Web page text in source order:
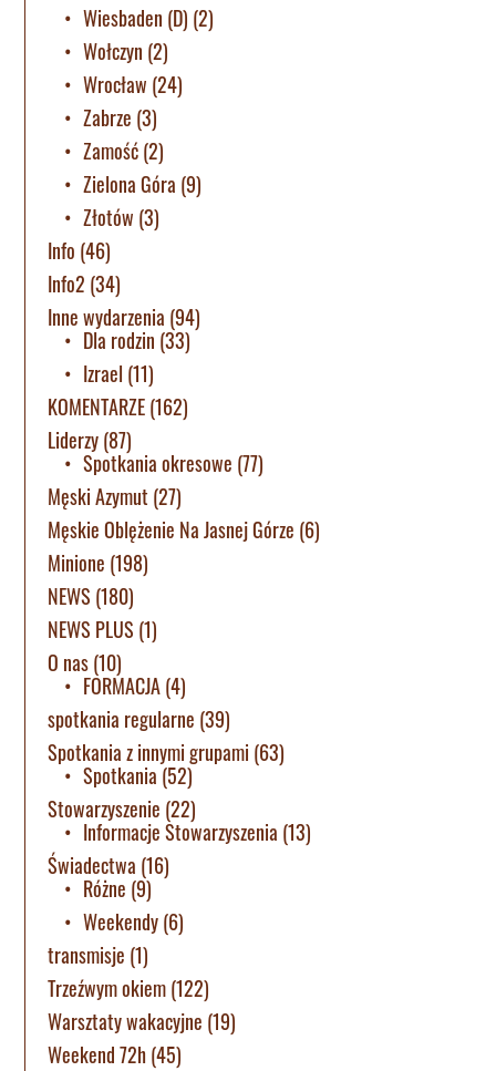
Wiesbaden (D) (2)
Wołczyn (2)
Wrocław (24)
Zabrze (3)
Zamość(2)
Zielona Góra (9)
Złotów (3)
Info (46)
Info2 (34)
Inne wydarzenia (94)
Dla rodzin (33)
Izrael (11)
KOMENTARZE(162)
Liderzy(87)
Spotkania okresowe (77)
Męski Azymut (27)
Męskie Oblężenie Na Jasnej Górze (6)
Minione (198)
NEWS (180)
NEWS PLUS (1)
O nas(10)
FORMACJA(4)
spotkania regularne (39)
Spotkania z innymi grupami (63)
Spotkania (52)
Stowarzyszenie (22)
Informacje Stowarzyszenia (13)
Świadectwa (16)
Różne (9)
Weekendy(6)
transmisje (1)
Trzeźwym okiem(122)
Warsztaty wakacyjne (19)
Weekend 72h(45)